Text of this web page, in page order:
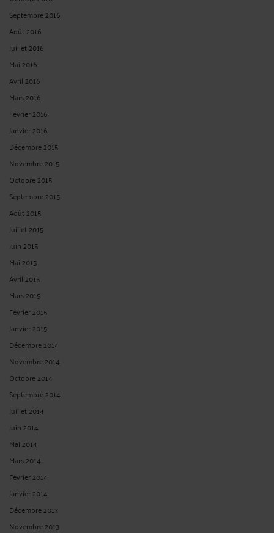
Septembre 2016
Août 2016
Juillet 2016
Mai 2016
Avril 2016
Mars 2016
Février 2016
Janvier 2016
Décembre 2015
Novembre 2015
Octobre 2015
Septembre 2015
Août 2015
Juillet 2015
Juin 2015
Mai 2015
Avril 2015
Mars 2015
Février 2015
Janvier 2015
Décembre 2014
Novembre 2014
Octobre 2014
Septembre 2014
Juillet 2014
Juin 2014
Mai 2014
Mars 2014
Février 2014
Janvier 2014
Décembre 2013
Novembre 2013